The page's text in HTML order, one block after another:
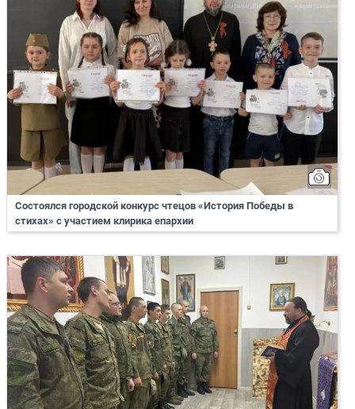
Состоялся городской конкурс чтецов «История Победы в
стихах» с участием клирика епархии